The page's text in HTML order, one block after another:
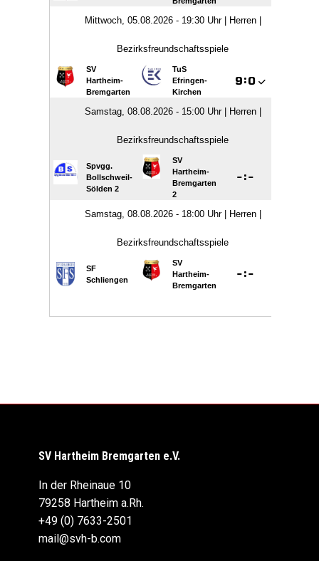
SV Hartheim Bremgarten e.V.
In der Rheinaue 10
79258 Hartheim a.Rh.
+49 (0) 7633-2501
mail@svh-b.com